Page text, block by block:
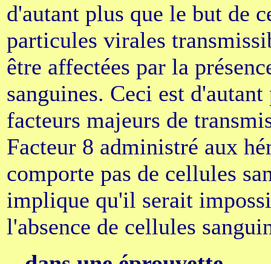
d'autant plus que le but de
particules virales
être affectées par la
sanguines. Ceci est
facteurs majeurs de
Facteur 8 administré aux
comporte pas de cellules
implique qu'il serait
l'absence de cellules